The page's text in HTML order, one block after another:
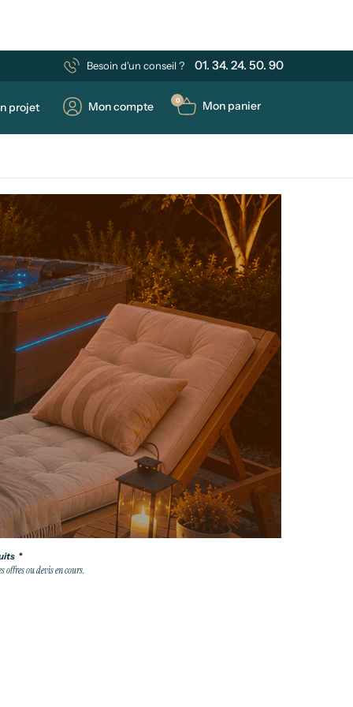
Besoin d'un conseil ? 01. 34. 24. 50. 90
projet Mon compte Mon panier
0
*
ou devis en cours.